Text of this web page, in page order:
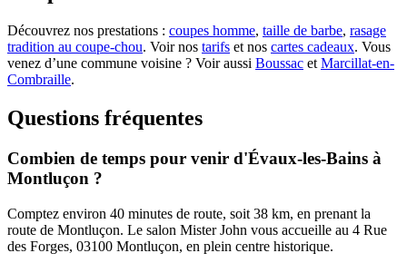
Découvrez nos prestations : coupes homme, taille de barbe, rasage
tradition au coupe-chou. Voir nos tarifs et nos cartes cadeaux. Vous
venez d’une commune voisine ? Voir aussi Boussac et Marcillat-en-
Combraille.
Questions fréquentes
Combien de temps pour venir d'Évaux-les-Bains à
Montluçon ?
Comptez environ 40 minutes de route, soit 38 km, en prenant la
route de Montluçon. Le salon Mister John vous accueille au 4 Rue
des Forges, 03100 Montluçon, en plein centre historique.